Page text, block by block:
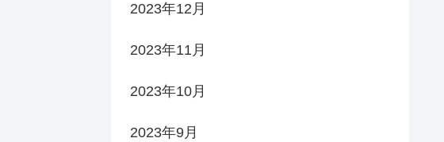
2023年12月
2023年11月
2023年10月
2023年9月